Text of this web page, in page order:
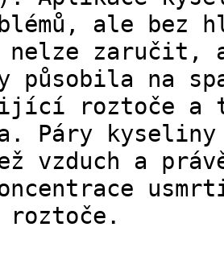
ale bez
nelze zaručit,
působila na
roztoče a
Páry kyseliny
vzduch a
roztoče.